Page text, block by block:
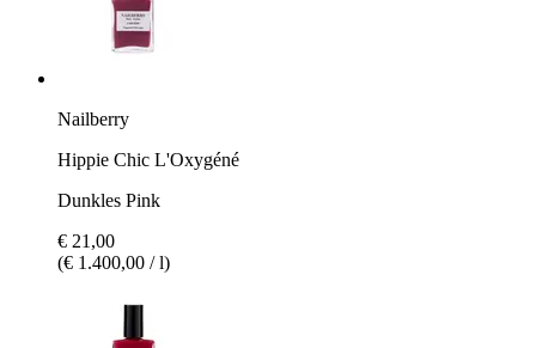
Nailberry
Hippie Chic L'Oxygéné
Dunkles Pink
€ 21,00
(€ 1.400,00 / l)